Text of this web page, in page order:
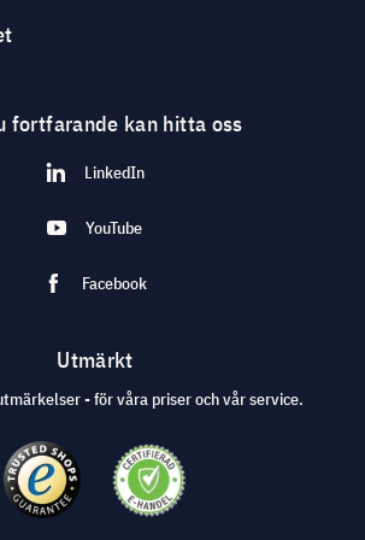
fortfarande kan hitta oss
LinkedIn
YouTube
Facebook
Utmärkt
- för våra priser och vår service.